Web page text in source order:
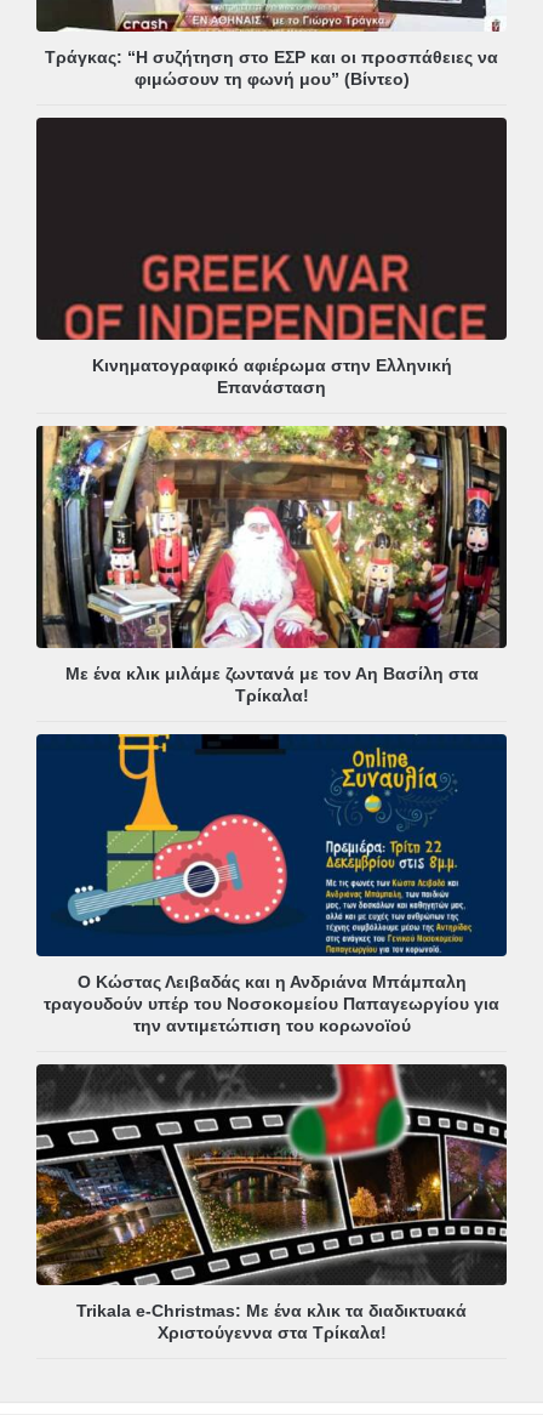
Τράγκας: “Η συζήτηση στο ΕΣΡ και οι προσπάθειες να
φιμώσουν τη φωνή μου” (Βίντεο)
Κινηματογραφικό αφιέρωμα στην Ελληνική
Επανάσταση
Με ένα κλικ μιλάμε ζωντανά με τον Αη Βασίλη στα
Τρίκαλα!
Ο Κώστας Λειβαδάς και η Ανδριάνα Μπάμπαλη
τραγουδούν υπέρ του Νοσοκομείου Παπαγεωργίου για
την αντιμετώπιση του κορωνοϊού
Trikala e-Christmas: Με ένα κλικ τα διαδικτυακά
Χριστούγεννα στα Τρίκαλα!